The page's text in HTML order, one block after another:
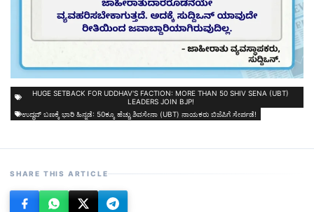
HUGE SETBACK FOR UDDHAV'S FACTION: MORE THAN 50 SHIV SENA (UBT)
LEADERS JOIN BJP!
ಉದ್ಧವ್ ಬಣಕ್ಕೆ ಭಾರಿ ಹಿನ್ನಡೆ: 50ಕ್ಕೂ ಹೆಚ್ಚು ಶಿವಸೇನಾ (UBT) ನಾಯಕರು ಬಿಜೆಪಿಗೆ ಸೇರ್ಪಡೆ!
SHARE THIS ARTICLE